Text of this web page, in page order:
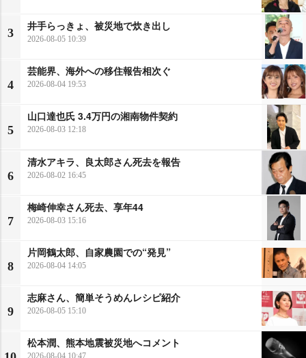
3
井手らっきょ、被災地で炊き出し
2026-08-05 10:39
4
芸能界、海外への移住報告相次ぐ
2026-08-04 19:53
5
山口達也氏 3.4万円の湘南物件契約
2026-08-03 12:18
6
清水アキラ、良太郎さん死去を報告
2026-08-02 16:45
7
梅崎伸幸さん死去、享年44
2026-08-03 15:16
8
片岡鶴太郎、自家農園での“発見”
2026-08-04 14:05
9
志麻さん、簡単そうめんレシピ紹介
2026-08-05 15:10
松本潤、熊本地震被災地へコメント
2026-08-04 10:47